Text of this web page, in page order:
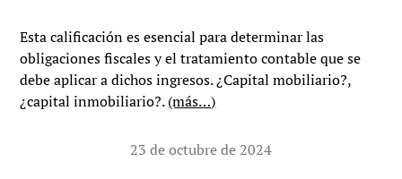
Esta calificación es esencial para determinar las
obligaciones fiscales y el tratamiento contable que se
debe aplicar a dichos ingresos. ¿Capital mobiliario?,
¿capital inmobiliario?.(más…)
23 de octubre de 2024